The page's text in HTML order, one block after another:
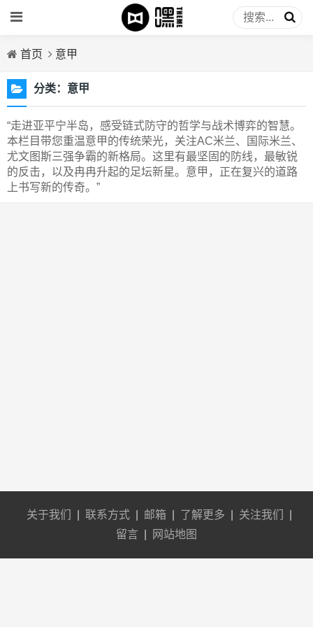
首页 意甲
分类： 意甲
“走进亚平宁半岛，感受链式防守的哲学与战术博弈的智慧。
本栏目带您重温意甲的传统荣光，关注AC米兰、国际米兰、
尤文图斯三强争霸的新格局。这里有最坚固的防线，最敏锐
的反击，以及冉冉升起的足坛新星。意甲，正在复兴的道路
上书写新的传奇。”
关于我们 联系方式 邮箱 了解更多 关注我们
留言
网站地图